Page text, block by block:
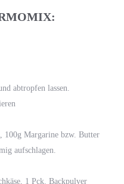
abtropfen lassen.
100g Margarine bzw. Butter
aufschlagen.
1 Pck. Backpulver